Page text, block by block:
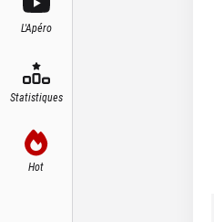
L'Apéro
Statistiques
Hot